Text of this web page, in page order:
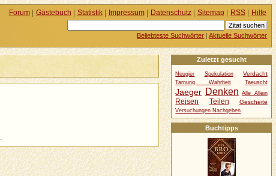
Zuletzt gesucht
Neugier Spekulation Verdacht
Tarnung Wahrheit Taeuscht
Jaeger Denken Alle Allein
Reisen Teilen Gescheite
Versuchungen Nachgeben
Buchtipps
Forum| Gästebuch | Statistik| Impressum| Datenschutz| Sitemap| RSS| Hilfe
Beliebteste Suchwörter |Aktuelle Suchwörter